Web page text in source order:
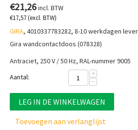
€21,26incl. BTW
€17,57(excl. BTW)
GIRA, 4010337783282, 8-10 werkdagen
Gira wandcontactdoos (078328)
Antraciet, 250 V / 50 Hz, RAL-nummer 9005
Aantal:
+
−
LEG IN DE WINKELWAGEN
Toevoegen aan verlanglijst